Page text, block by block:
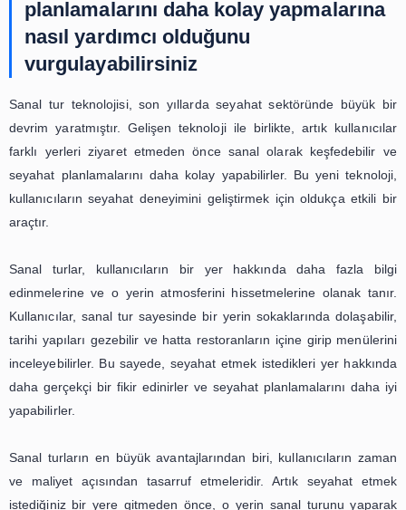
mirasların korunmasına da katkıda bulunmaktadır.
seyahat şirketleri ve turizm kuruluşları, arşivlerde
tur teknolojisini kullanarak müşterilerine daha iyi
sunmayı hedeflemelidirler.
Bu blog yazısında, sanal tur
teknolojisinin seyahat sektöründe
seyahat deneyimini nasıl
odaklanabilirsiniz. Sanal turların,
kullanıcıların farklı yerleri
keşfetmelerine ve seyahat
planlamalarını daha kolay
vurgulayabilirsiniz